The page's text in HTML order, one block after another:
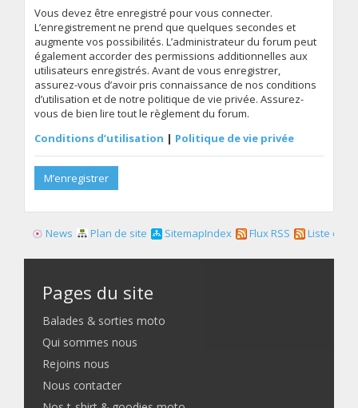
Vous devez être enregistré pour vous connecter.
L’enregistrement ne prend que quelques secondes et
augmente vos possibilités. L’administrateur du forum peut
également accorder des permissions additionnelles aux
utilisateurs enregistrés. Avant de vous enregistrer,
assurez-vous d’avoir pris connaissance de nos conditions
d’utilisation et de notre politique de vie privée. Assurez-
vous de bien lire tout le règlement du forum.
Conditions d’utilisation | Politique de vie privée
M’enregistrer
News Plan de site SitemapIndex Flux RSS Liste des
Pages du site
Balades & sorties moto
Qui sommes nous
Rejoins nous
Nous contacter